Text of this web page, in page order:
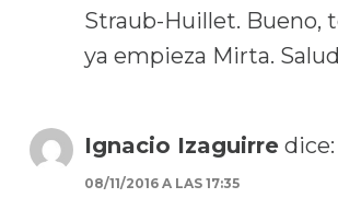
Straub-Huillet. Bueno,
ya empieza Mirta.
Ignacio Izaguirre dice:
08/11/2016 A LAS 17:35